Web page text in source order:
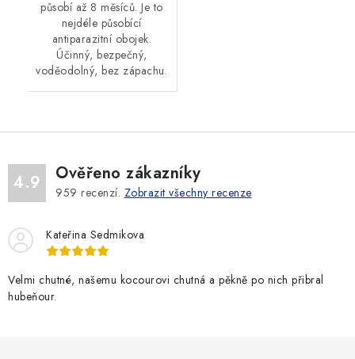
působí až 8 měsíců. Je to
nejdéle působící
antiparazitní obojek.
Účinný, bezpečný,
voděodolný, bez zápachu.
4.9 Ověřeno zákazníky
959 recenzí. Zobrazit všechny recenze
Kateřina Sedmikova
Velmi chutné, našemu kocourovi chutná a pěkně po nich přibral
hubeňour.